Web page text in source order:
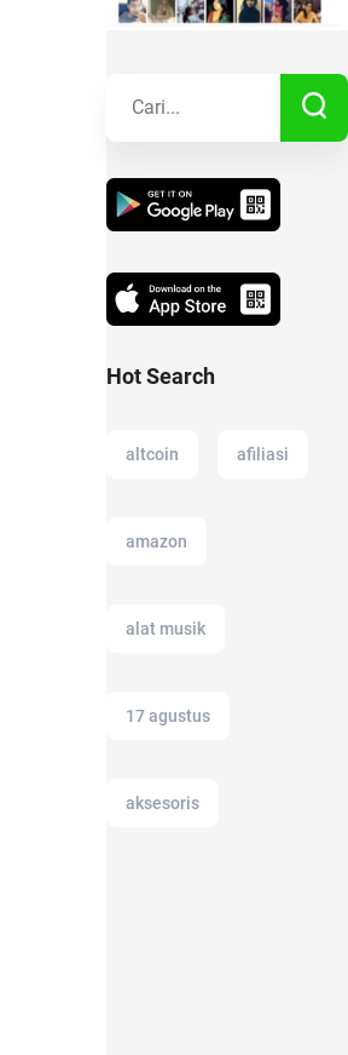
Hot Search
altcoin afiliasi
amazon
alat musik
17 agustus
aksesoris